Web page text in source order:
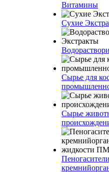
Витамины
Сухие
Сырье для
Сырье